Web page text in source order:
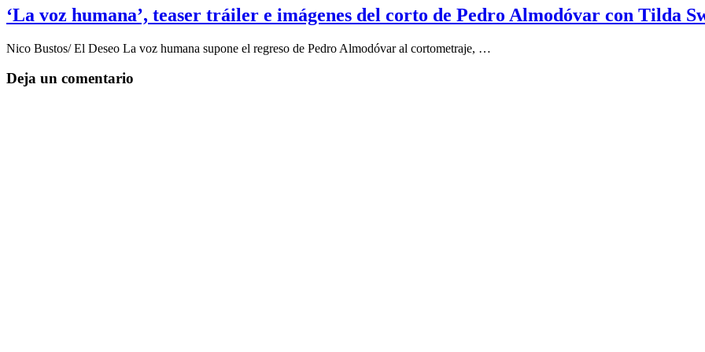
‘La voz humana’, teaser tráiler e imágenes del corto de Pedro Almodóvar con Tilda
Nico Bustos/ El Deseo La voz humana supone el regreso de Pedro Almodóvar al cortometraje, …
Deja un comentario